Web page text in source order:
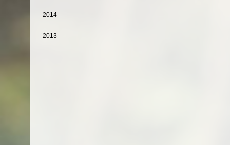
2014
2013